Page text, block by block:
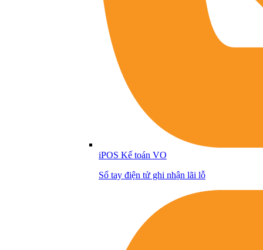
iPOS Kế toán VO
Sổ tay điện tử ghi nhận lãi lỗ